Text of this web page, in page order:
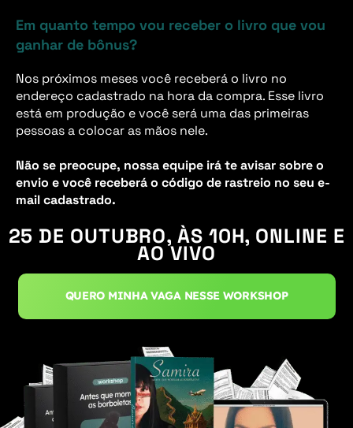
Em quanto tempo vou receber o livro que vou
ganhar de bônus?
Nos próximos meses você receberá o livro no
endereço cadastrado na hora da compra. Esse livro
está em produção e você será uma das primeiras
pessoas a colocar as mãos nele.
Não se preocupe, nossa equipe irá te avisar sobre o
envio e você receberá o código de rastreio no seu e-
mail cadastrado.
QUERO MINHA VAGA NESSE WORKSHOP